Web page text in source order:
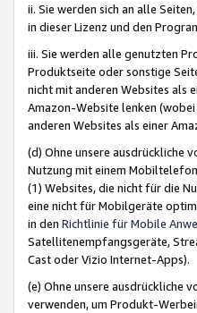
ii. Sie werden sich an alle
in dieser Lizenz und den
iii. Sie werden alle genutzten
Produktseite oder sonstige
nicht mit anderen Websites als
Amazon-Website lenken
anderen Websites als einer
(d) Ohne unsere ausdrückliche
Nutzung mit einem
(1) Websites, die nicht für die
eine nicht für Mobilgeräte
in den Richtlinie für Mobile
Satellitenempfangsgeräte,
Cast oder Vizio Internet-Apps).
(e) Ohne unsere ausdrückliche
verwenden, um Produkt-